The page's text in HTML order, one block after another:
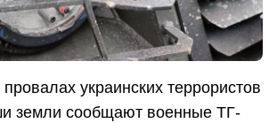
украинских террористов
земли сообщают военные ТГ-